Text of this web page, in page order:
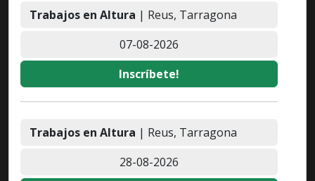
Trabajos en Altura | Reus, Tarragona
07-08-2026
Inscríbete!
Trabajos en Altura | Reus, Tarragona
28-08-2026